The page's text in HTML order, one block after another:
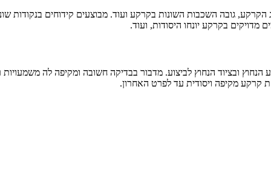
הקרקע, גובה השכבות השונות בקרקע ועוד. מבוצעים קידוחים בנקודות
בקרקע יונחו היסודות, ועוד.
ובציוד הנחוץ לביצוע. מדבור בבדיקה חשובה ומקיפה לה
קרקע מקיפה ויסודית עד לפרט האחרון.